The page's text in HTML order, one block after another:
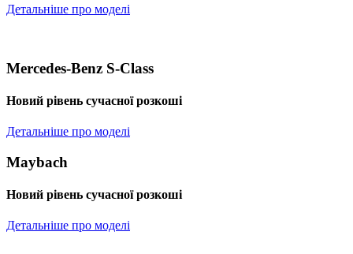
Детальніше про моделі
Mercedes-Benz S-Class
Новий рівень сучасної розкоші
Детальніше про моделі
Maybach
Новий рівень сучасної розкоші
Детальніше про моделі